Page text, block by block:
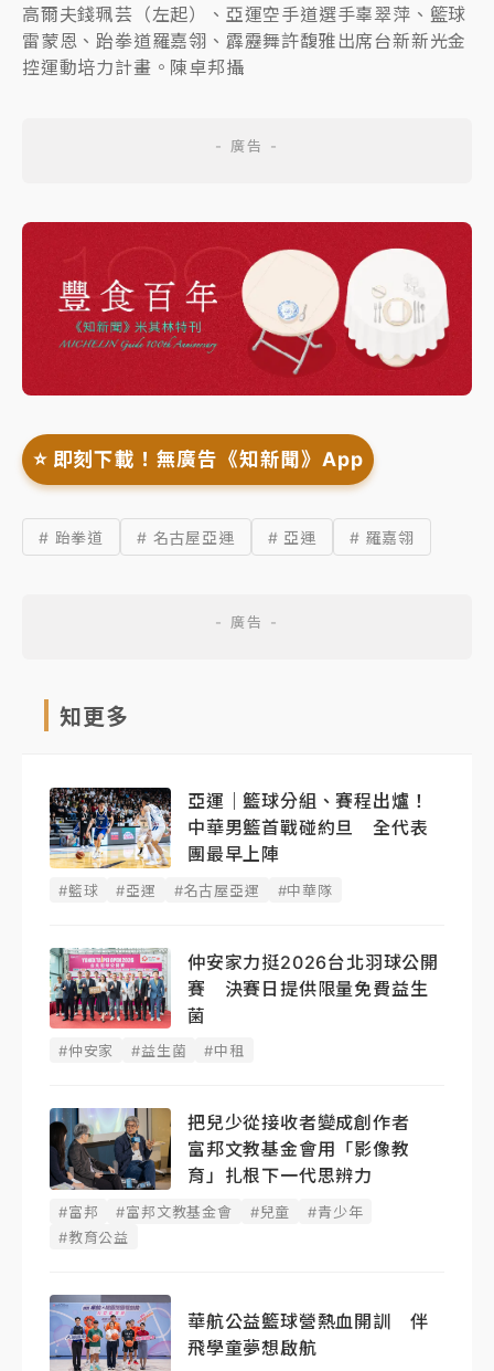
高爾夫錢珮芸（左起）、亞運空手道選手辜翠萍、籃球
雷蒙恩、跆拳道羅嘉翎、霹靂舞許馥雅出席台新新光金
控運動培力計畫。陳卓邦攝
⭐️ 即刻下載！無廣告《知新聞》App
# 跆拳道 # 名古屋亞運 # 亞運 # 羅嘉翎
知更多
亞運｜籃球分組、賽程出爐！
中華男籃首戰碰約旦 全代表
團最早上陣
#籃球 #亞運 #名古屋亞運 #中華隊
仲安家力挺2026台北羽球公開
賽 決賽日提供限量免費益生
菌
#仲安家 #益生菌 #中租
把兒少從接收者變成創作者
富邦文教基金會用「影像教
育」扎根下一代思辨力
#富邦 #富邦文教基金會 #兒童
#青少年
#教育公益
華航公益籃球營熱血開訓 伴
飛學童夢想啟航